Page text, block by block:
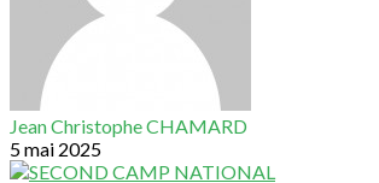
Jean Christophe CHAMARD
5 mai 2025